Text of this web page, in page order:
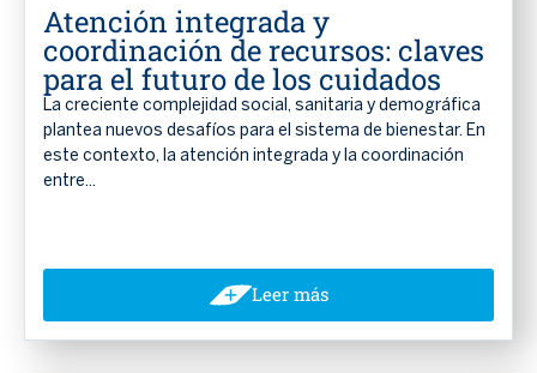
Atención integrada y
coordinación de recursos: claves
para el futuro de los cuidados
La creciente complejidad social, sanitaria y demográfica
plantea nuevos desafíos para el sistema de bienestar. En
este contexto, la atención integrada y la coordinación
entre...
Leer más